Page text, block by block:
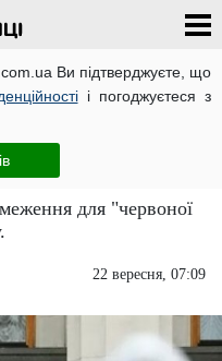
Ви підтверджуєте, що
і погоджуєтеся з
зони": що варто
для "червоної
22 вересня, 07:09